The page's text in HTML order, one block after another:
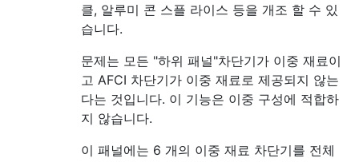
클, 알루미 콘 스플 라이스 등을 개조 할 수 있
습니다.
문제는 모든 "하위 패널"차단기가 이중 재료이
고 AFCI 차단기가 이중 재료로 제공되지 않는
다는 것입니다. 이 기능은 이중 구성에 적합하
지 않습니다.
이 패널에는 6 개의 이중 재료 차단기를 전체